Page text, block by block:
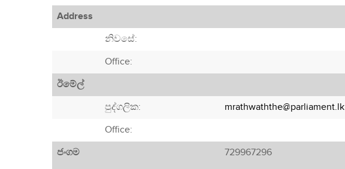
Address
නිවසේ:
Office:
ඊමේල්
පුද්ගලික:
mrathwaththe@parliament.lk
Office:
ජංගම
729967296